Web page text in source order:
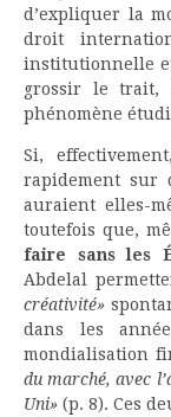
d’expliquer la
droit
institutionnelle
grossir le trait,
phénomène
Si,
rapidement sur
auraient elles-
toutefois que,
faire sans les
Abdelal
créativité»
dans les
mondialisation
du marché, avec
Uni» (p. 8). Ces